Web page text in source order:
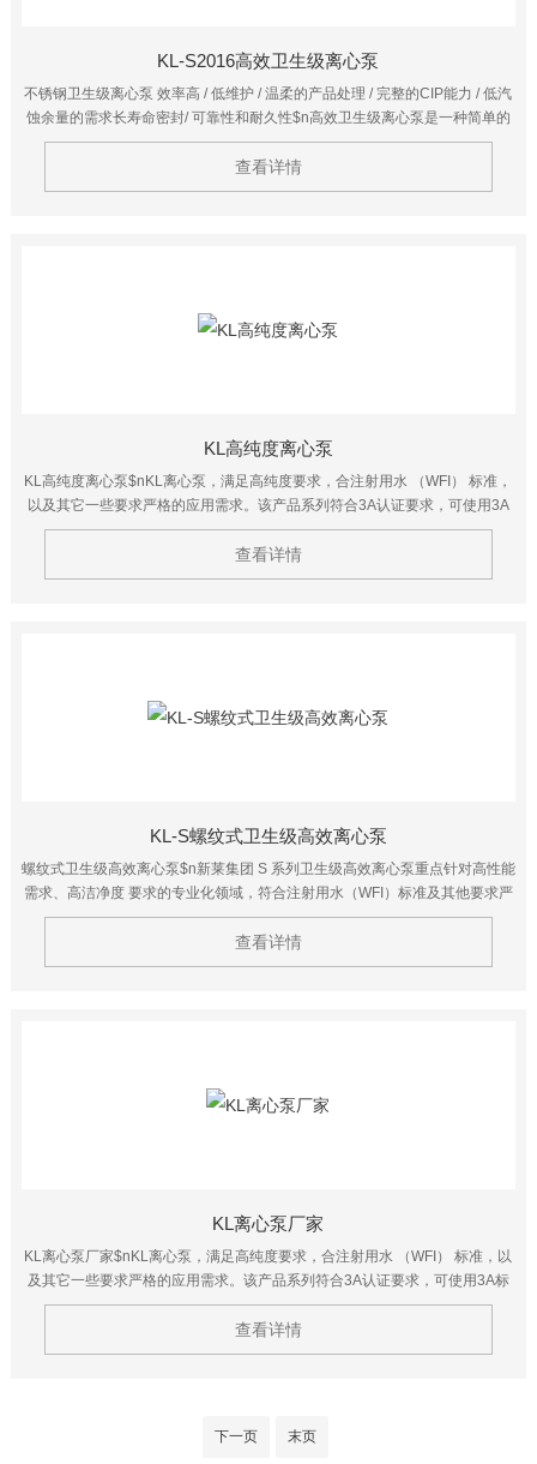
KL-S2016高效卫生级离心泵
不锈钢卫生级离心泵 效率高 / 低维护 / 温柔的产品处理 / 完整的CIP能力 / 低汽
蚀余量的需求长寿命密封/ 可靠性和耐久性$n高效卫生级离心泵是一种简单的
设备件。其目的是为能量转换成速度或动能和压力被泵送的流体，然后进入一
个电动马达或引擎。的能量发生变化的泵，叶轮和蜗壳分为两个主要部分。该
叶轮的旋转驱动能量转换成动能的一部分。蜗壳是静止部分的动能转换成压
查看详情
KL高纯度离心泵
KL高纯度离心泵$nKL离心泵，满足高纯度要求，合注射用水 （WFI） 标准，
以及其它一些要求严格的应用需求。该产品系列符合3A认证要求，可使用3A
标志，并且可以实现在线清洗、在线消毒以及手工清洗。产品接触面表面处理
Ra≤0.5μm。
查看详情
KL-S螺纹式卫生级高效离心泵
螺纹式卫生级高效离心泵$n新莱集团 S 系列卫生级高效离心泵重点针对高性能
需求、高洁净度 要求的专业化领域，符合注射用水（WFI）标准及其他要求严
格的 应用领域。该系列离心泵具有更高的能效比，能够有效的降低使用 者的
持续投入成本。$n叶轮设计符合流体力学原理，确保柔和顺畅输送，有效降低
次级涡流。$n优化的半开放式叶轮设计，具有效率高、易清洗的优点，可确保
查看详情
KL离心泵厂家
KL离心泵厂家$nKL离心泵，满足高纯度要求，合注射用水 （WFI） 标准，以
及其它一些要求严格的应用需求。该产品系列符合3A认证要求，可使用3A标
志，并且可以实现在线清洗、在线消毒以及手工清洗。产品接触面表面处理
Ra≤0.5μm。
查看详情
下一页 末页